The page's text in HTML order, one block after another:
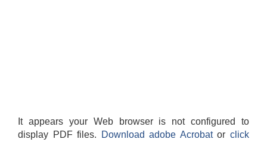
It appears your Web browser is not configured to
display PDF files.
Download adobe Acrobatorclick